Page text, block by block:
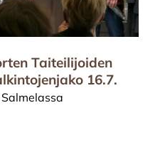
Taiteilijoiden
16.7.